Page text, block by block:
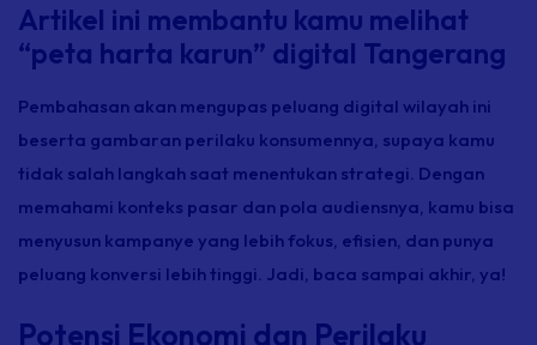
Artikel ini membantu kamu melihat
“peta harta karun” digital Tangerang
Pembahasan akan mengupas peluang digital wilayah ini
beserta gambaran perilaku konsumennya, supaya kamu
tidak salah langkah saat menentukan strategi. Dengan
memahami konteks pasar dan pola audiensnya, kamu bisa
menyusun kampanye yang lebih fokus, efisien, dan punya
peluang konversi lebih tinggi. Jadi, baca sampai akhir, ya!
Potensi Ekonomi dan Perilaku